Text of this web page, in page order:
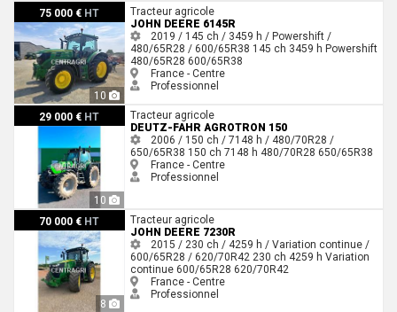
75 000 € HT
10
John Deere 6145R
Tracteur agricole
JOHN DEERE 6145R
2019 / 145 ch / 3459 h / Powershift /
480/65R28 / 600/65R38 145 ch 3459 h Powershift
480/65R28 600/65R38
France - Centre
Professionnel
29 000 € HT
10
Deutz-Fahr AGROTRON 150Tracteur agricole
DEUTZ-FAHR AGROTRON 150
2006 / 150 ch / 7148 h / 480/70R28 /
650/65R38 150 ch 7148 h 480/70R28 650/65R38
France - Centre
Professionnel
70 000 € HT
8
John Deere 7230R
Tracteur agricole
JOHN DEERE 7230R
2015 / 230 ch / 4259 h / Variation continue /
600/65R28 / 620/70R42 230 ch 4259 h Variation
continue 600/65R28 620/70R42
France - Centre
Professionnel